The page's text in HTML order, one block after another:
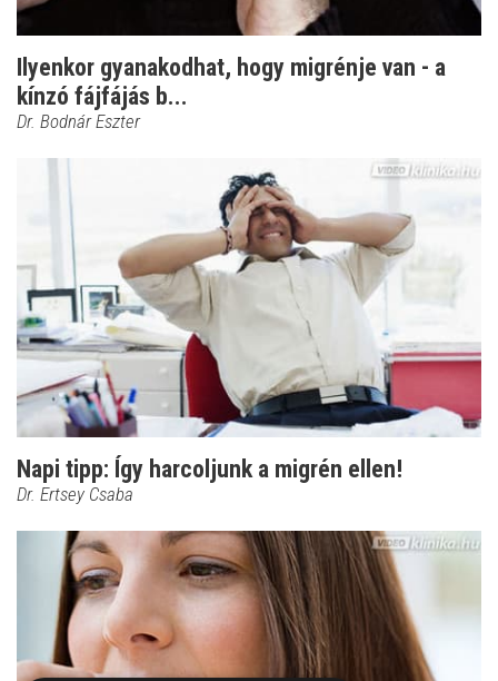
Ilyenkor gyanakodhat, hogy migrénje van - a
kínzó fájfájás b...
Dr. Bodnár Eszter
Napi tipp: Így harcoljunk a migrén ellen!
Dr. Ertsey Csaba